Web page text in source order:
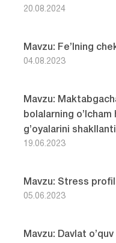
20.08.2024
Mavzu: Fe’lning
04.08.2023
Mavzu:
bolalarning o’lcham
g’oyalarini
19.06.2023
Mavzu: Stress
05.06.2023
Mavzu: Davlat